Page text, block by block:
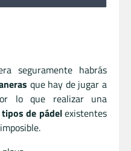
seguramente habrás
que hay de jugar a
lo que realizar una
tipos de pádelexistentes